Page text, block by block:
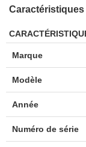
Appareil
Démarrage
Clé de service
Caractéristiques
Marque
Modèle
Année
Numéro de série